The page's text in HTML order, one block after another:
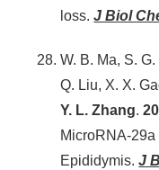
loss.J Biol
W. B. Ma, S.
Q. Liu, X. X.
Y. L. Zhang.
MicroRNA-
Epididymis.J